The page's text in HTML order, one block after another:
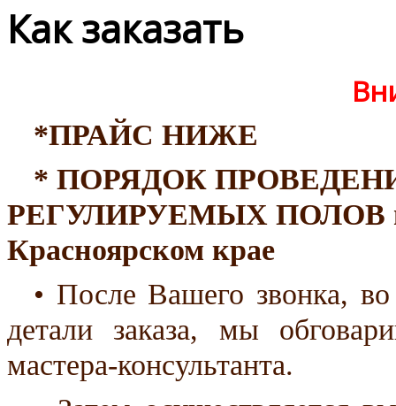
Как заказать
*ПРАЙС НИЖЕ
* ПОРЯДОК
РЕГУЛИРУЕМЫХ ПОЛОВ
Красноярском крае
• После Вашего звонка,
детали заказа, мы
мастера-консультанта.